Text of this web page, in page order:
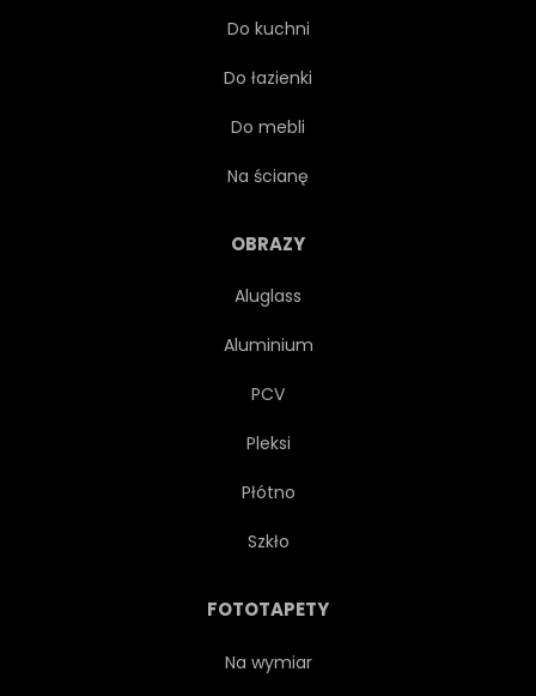
Do kuchni
Do łazienki
Do mebli
Na ścianę
OBRAZY
Aluglass
Aluminium
PCV
Pleksi
Płótno
Szkło
FOTOTAPETY
Na wymiar